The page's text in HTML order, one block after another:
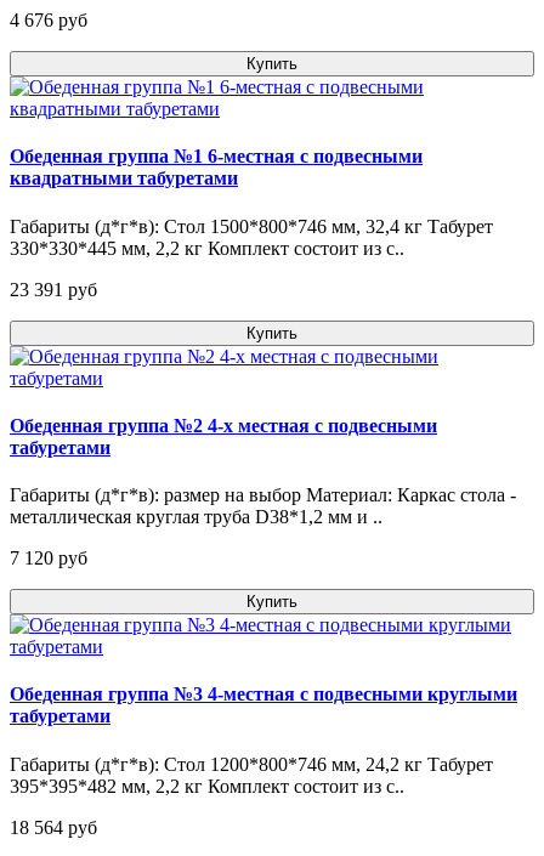
4 676 pуб
Купить
Обеденная группа №1 6-местная с подвесными
квадратными табуретами
Габариты (д*г*в): Стол 1500*800*746 мм, 32,4 кг Табурет
330*330*445 мм, 2,2 кг Комплект состоит из с..
23 391 pуб
Купить
Обеденная группа №2 4-х местная с подвесными
табуретами
Габариты (д*г*в): размер на выбор Материал: Каркас стола -
металлическая круглая труба D38*1,2 мм и ..
7 120 pуб
Купить
Обеденная группа №3 4-местная с подвесными круглыми
табуретами
Габариты (д*г*в): Стол 1200*800*746 мм, 24,2 кг Табурет
395*395*482 мм, 2,2 кг Комплект состоит из с..
18 564 pуб